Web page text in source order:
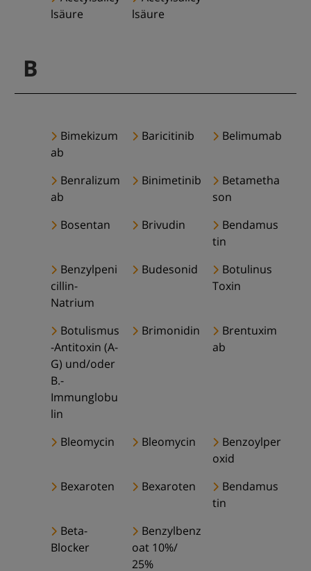
lsäure
lsäure
B
Bimekizum
ab
Baricitinib Belimumab
Benralizum
ab
Binimetinib
Betametha
son
Bosentan
Brivudin
Bendamus
tin
Benzylpeni
cillin-
Natrium
Budesonid
Botulinus
Toxin
Botulismus
-Antitoxin (A-
G) und/oder
B.-
Immunglobu
lin
Brimonidin
Brentuxim
ab
Bleomycin Bleomycin
Benzoylper
oxid
Bexaroten
Bexaroten
Bendamus
tin
Beta-
Blocker
Benzylbenz
oat 10%/
25%